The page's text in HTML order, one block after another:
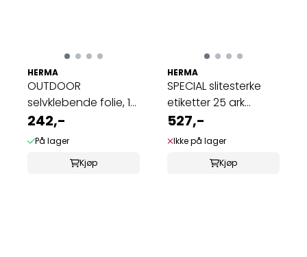
HERMA
OUTDOOR
selvklebende folie, 10
ark 210x148 hvit ...
242,-
På lager
Kjøp
HERMA
SPECIAL slitesterke
etiketter 25 ark
210x148 (50 ...
527,-
Ikke på lager
Kjøp